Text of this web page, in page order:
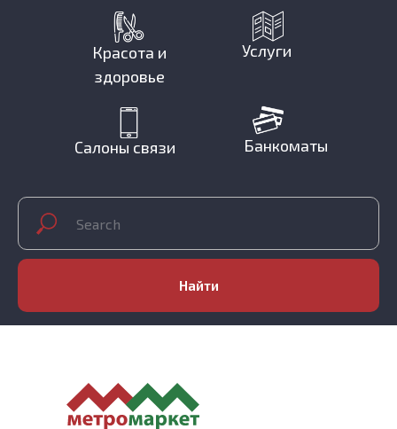
Банкоматы
Салоны связи
Красота и
здоровье
Услуги
Найти